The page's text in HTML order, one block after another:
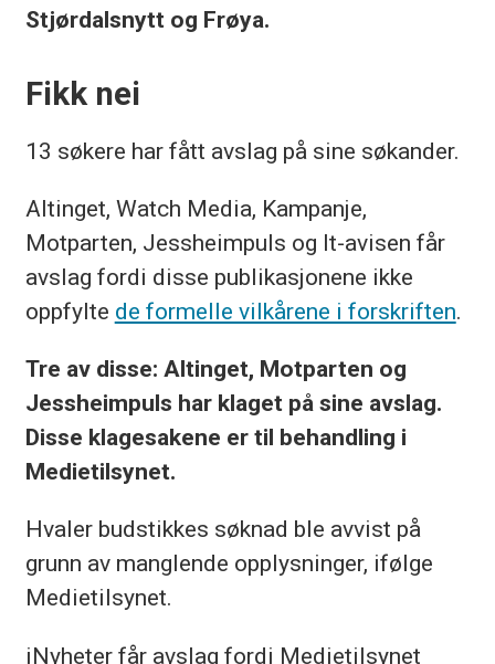
Stjørdalsnytt og Frøya.
Fikk nei
13 søkere har fått avslag på sine søkander.
Altinget, Watch Media, Kampanje,
Motparten, Jessheimpuls og It-avisen får
avslag fordi disse publikasjonene ikke
oppfylte de formelle vilkårene i forskriften.
Tre av disse: Altinget, Motparten og
Jessheimpuls har klaget på sine avslag.
Disse klagesakene er til behandling i
Medietilsynet.
Hvaler budstikkes søknad ble avvist på
grunn av manglende opplysninger, ifølge
Medietilsynet.
iNyheter får avslag fordi Medietilsynet